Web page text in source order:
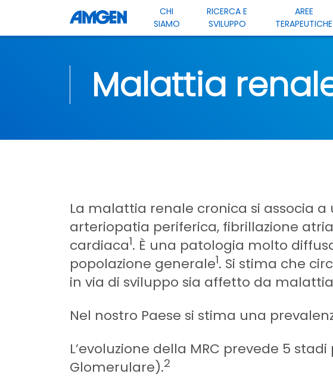
CHI
SIAMO
RICERCA E
SVILUPPO
AREE
TERAPEUTICHE
Malattia
La malattia renale cronica si associa
arteriopatia periferica, fibrillazione
cardiaca1. È una patologia molto
popolazione generale1. Si stima che
in via di sviluppo sia affetto da
Nel nostro Paese si stima una
L’evoluzione della MRC prevede 5
Glomerulare).2